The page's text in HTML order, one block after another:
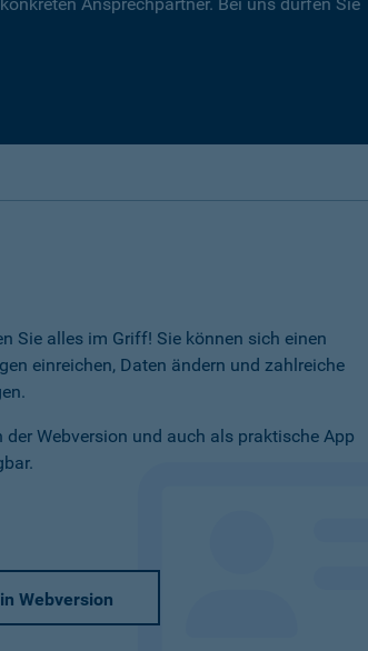
Sie alles im Griff! Sie können sich einen
einreichen, Daten ändern und zahlreiche
Webversion und auch als praktische App
Webversion